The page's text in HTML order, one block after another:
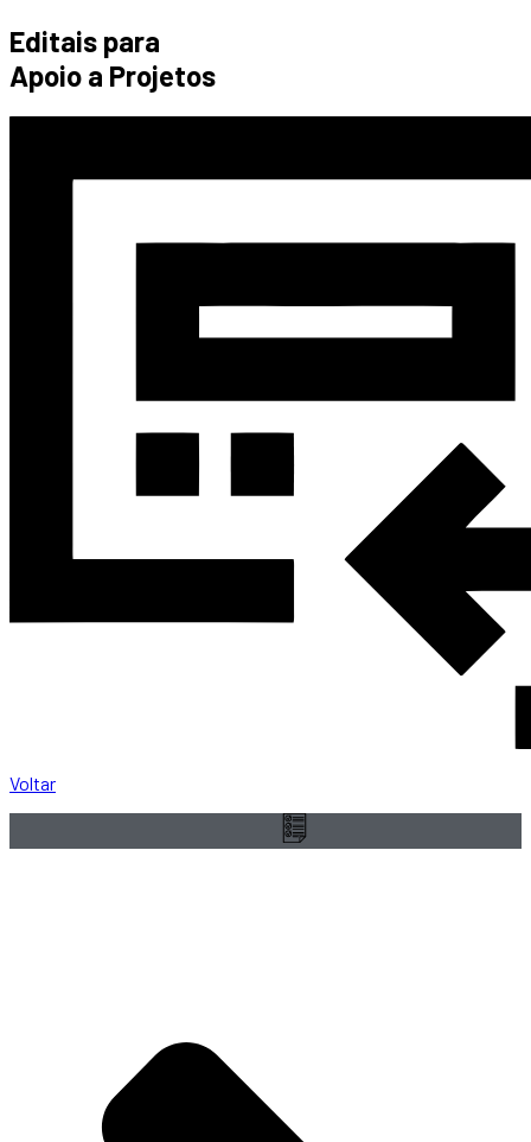
Editais para
Apoio a Projetos
Voltar